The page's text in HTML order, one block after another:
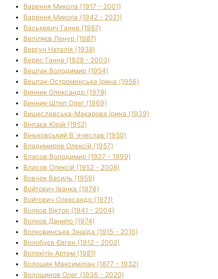
Варення Микола (1917 - 2001)
Варення Микола (1942 - 2021)
Васькевич Ганна (1987)
Веліляєв Ленур (1987)
Вергун Наталія (1938)
Верес Ганна (1928 - 2003)
Вештак Володимир (1954)
Вештак-Остроменська Ірина (1956)
Винник Олександр (1978)
Винник-Штеп Олег (1969)
Вишеславська-Макарова Ірина (1939)
Вінтаєв Юрій (1952)
Віньковський В`ячеслав (1950)
Владимиров Олексій (1957)
Власов Володимир (1927 - 1999)
Власов Олексій (1952 - 2008)
Вовчок Василь (1959)
Войтович Іванка (1976)
Войтович Олександр (1971)
Волков Віктор (1941 - 2004)
Волков Данило (1974)
Волковинська Зінаїда (1915 - 2010)
Волобуєв Євген (1912 - 2002)
Волокітін Артем (1981)
Волошин Максиміліан (1877 - 1932)
Волошинов Олег (1936 - 2020)